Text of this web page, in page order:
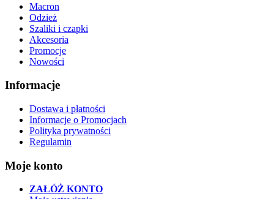
Macron
Odzież
Szaliki i czapki
Akcesoria
Promocje
Nowości
Informacje
Dostawa i płatności
Informacje o Promocjach
Polityka prywatności
Regulamin
Moje konto
ZAŁÓŻ KONTO